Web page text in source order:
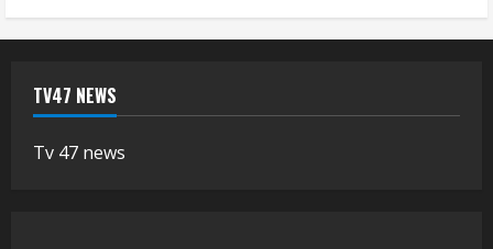
TV47 NEWS
Tv 47 news